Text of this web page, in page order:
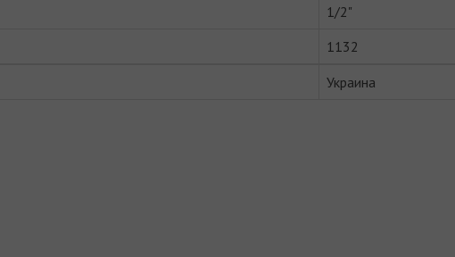
1/2"
1132
Украина